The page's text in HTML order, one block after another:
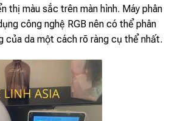
thị màu sắc trên màn hình. Máy phân
công nghệ RGB nên có thể phân
của da một cách rõ ràng cụ thể nhất.